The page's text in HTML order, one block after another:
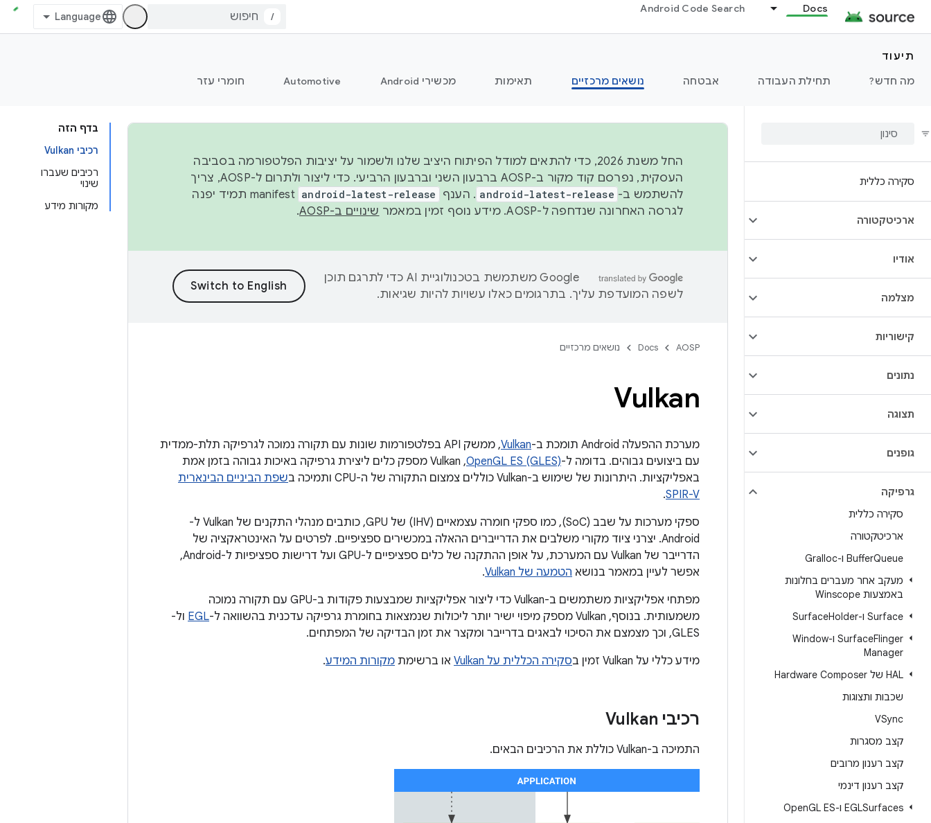
Docs
Android Code Search
/
תיעוד
מה חדש?
תחילת העבודה אבטחה נושאים מרכזיים תאימות מכשירי Android Automotive חומרי עזר
סקירה כללית
ארכיטקטורה
אודיו
מצלמה
קישוריות
נתונים
תצוגה
גופנים
גרפיקה
סקירה כללית
ארכיטקטורה
BufferQueue ו-Gralloc
מעקב אחר מעברים בחלונות
באמצעות Winscope
Surface ו-Surface
Holder
SurfaceFlinger ו-Window
Manager
HAL של Hardware Composer
שכבות ותצוגות
VSync
קצב מסגרות
קצב רענון מרובים
קצב רענון דינמי
EGLSurfaces ו-Open
GL ES
בדף הזה
רכיבי Vulkan
רכיבים שעברו
שינוי
מקורות מידע
החל משנת 2026, כדי להתאים למודל הפיתוח היציב שלנו ולשמור על יציבות הפלטפורמה בסביבה
העסקית, נפרסם קוד מקור ב-AOSP ברבעון השני וברבעון הרביעי. כדי ליצור ולתרום ל-AOSP, צריך
להשתמש ב- android-latest-release . הענף android-latest-release
manifest תמיד יפנה
לגרסה האחרונה שנדחפה ל-AOSP. מידע נוסף זמין במאמר
שינויים ב-AOSP .
‫Google משתמשת בטכנולוגיית AI כדי לתרגם תוכן
לשפה המועדפת עליך. בתרגומים כאלו עשויות להיות שגיאות.
AOSP
Docs נושאים מרכזיים
Vulkan
מערכת ההפעלה Android תומכת ב- Vulkan
, ממשק API בפלטפורמות שונות עם תקורה נמוכה לגרפיקה תלת-ממדית
עם ביצועים גבוהים. בדומה ל-OpenGL ES (GLES)
,‏ Vulkan מספק כלים ליצירת גרפיקה באיכות גבוהה בזמן אמת
באפליקציות. היתרונות של שימוש ב-Vulkan כוללים צמצום התקורה של ה-CPU ותמיכה ב
שפת הביניים הבינארית
SPIR-V
.
ספקי מערכות על שבב (SoC), כמו ספקי חומרה עצמאיים (IHV) של GPU, כותבים מנהלי התקנים של Vulkan ל-
Android. יצרני ציוד מקורי משלבים את הדרייברים ההאלה במכשירים ספציפיים. לפרטים על האינטראקציה של
הדרייבר של Vulkan עם המערכת, על אופן ההתקנה של כלים ספציפיים ל-GPU ועל דרישות ספציפיות ל-Android,
אפשר לעיין במאמר בנושא הטמעה של Vulkan
.
מפתחי אפליקציות משתמשים ב-Vulkan כדי ליצור אפליקציות שמבצעות פקודות ב-GPU עם תקורה נמוכה
משמעותית. בנוסף,‏ Vulkan מספק מיפוי ישיר יותר ליכולות שנמצאות בחומרת גרפיקה עדכנית בהשוואה ל-
EGL ול-
GLES, וכך מצמצם את הסיכוי לבאגים בדרייבר ומקצר את זמן הבדיקה של המפתחים.
מידע כללי על Vulkan זמין ב
סקירה הכללית על Vulkan או ברשימת מקורות המידע.
רכיבי Vulkan
התמיכה ב-Vulkan כוללת את הרכיבים הבאים.